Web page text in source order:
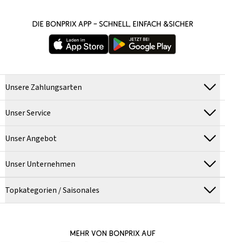
DIE BONPRIX APP – SCHNELL, EINFACH &SICHER
Unsere Zahlungsarten
Unser Service
Unser Angebot
Unser Unternehmen
Topkategorien / Saisonales
MEHR VON BONPRIX AUF